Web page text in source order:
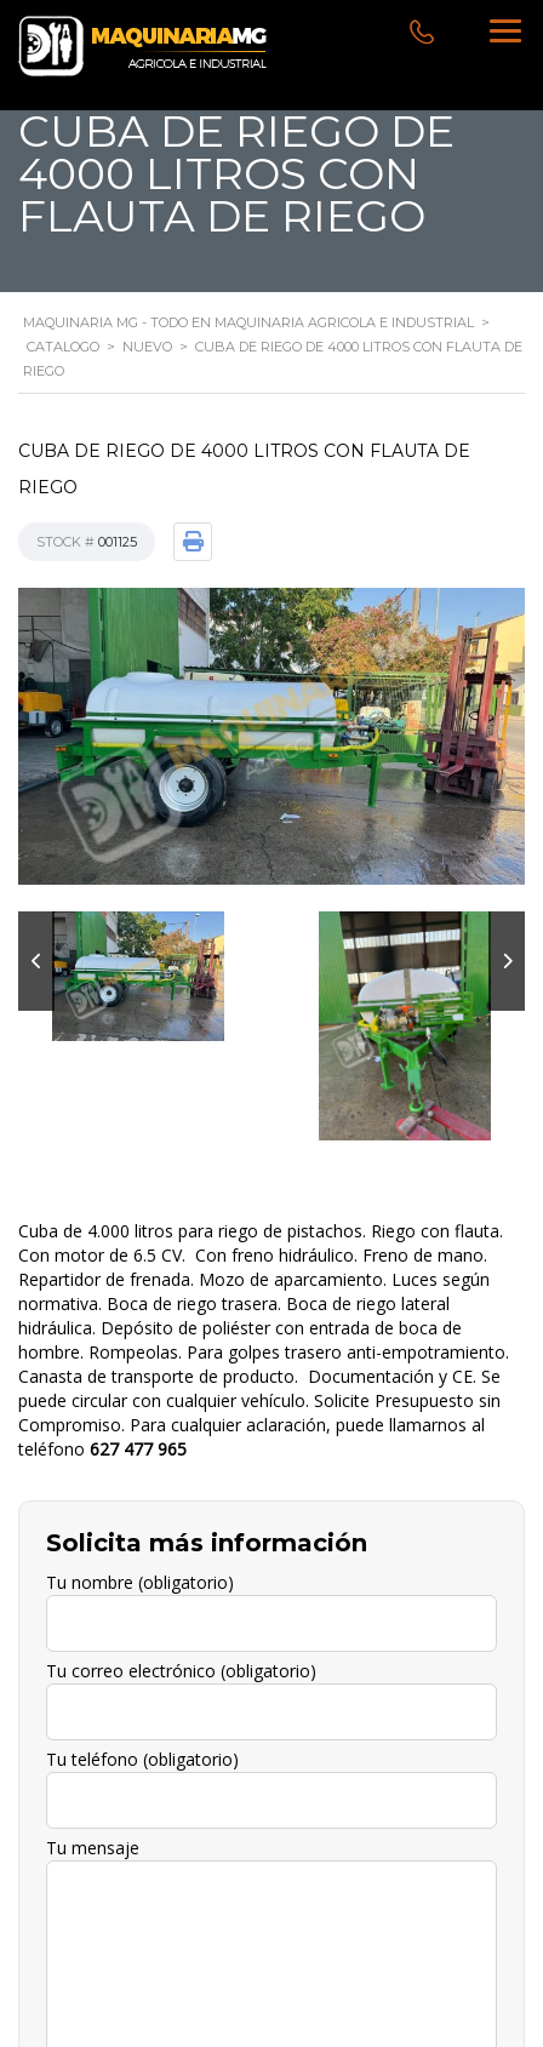
CUBA DE RIEGO DE
4000 LITROS CON
FLAUTA DE RIEGO
MAQUINARIA MG - TODO EN MAQUINARIA AGRICOLA E INDUSTRIAL >
CATALOGO > NUEVO > CUBA DE RIEGO DE 4000 LITROS CON FLAUTA DE
RIEGO
CUBA DE RIEGO DE 4000 LITROS CON FLAUTA DE
RIEGO
STOCK # 001125
Cuba de 4.000 litros para riego de pistachos. Riego con flauta.
Con motor de 6.5 CV. Con freno hidráulico. Freno de mano.
Repartidor de frenada. Mozo de aparcamiento. Luces según
normativa. Boca de riego trasera. Boca de riego lateral
hidráulica. Depósito de poliéster con entrada de boca de
hombre. Rompeolas. Para golpes trasero anti-empotramiento.
Canasta de transporte de producto. Documentación y CE. Se
puede circular con cualquier vehículo. Solicite Presupuesto sin
Compromiso. Para cualquier aclaración, puede llamarnos al
teléfono 627 477 965
Solicita más información
Tu nombre (obligatorio)
Tu correo electrónico (obligatorio)
Tu teléfono (obligatorio)
Tu mensaje